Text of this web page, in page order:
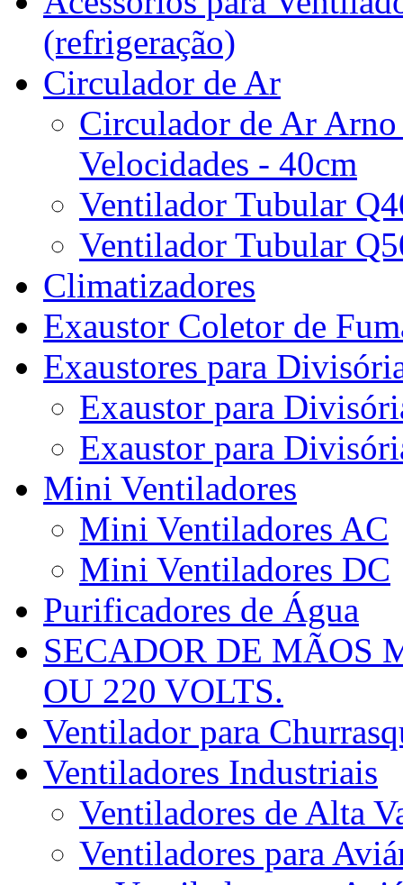
(refrigeração)
Circulador de Ar
Circulador de Ar
Velocidades - 40cm
Ventilador Tubular
Ventilador Tubular
Climatizadores
Exaustor Coletor de
Exaustores para
Exaustor para
Exaustor para
Mini Ventiladores
Mini Ventiladores AC
Mini Ventiladores DC
Purificadores de Água
SECADOR DE MÃOS
OU 220 VOLTS.
Ventilador para
Ventiladores Industriais
Ventiladores de Alta
Ventiladores para